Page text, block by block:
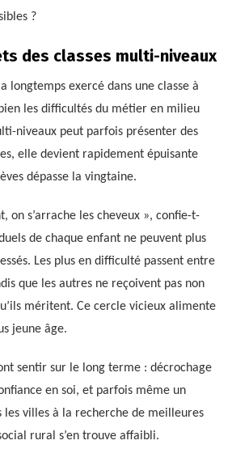
?
des classes multi-niveaux
longtemps exercé dans une classe à
les difficultés du métier en milieu
niveaux peut parfois présenter des
elle devient rapidement épuisante
dépasse la vingtaine.
on s’arrache les cheveux », confie-t-
de chaque enfant ne peuvent plus
Les plus en difficulté passent entre
que les autres ne reçoivent pas non
méritent. Ce cercle vicieux alimente
jeune âge.
sentir sur le long terme : décrochage
en soi, et parfois même un
villes à la recherche de meilleures
rural s’en trouve affaibli.